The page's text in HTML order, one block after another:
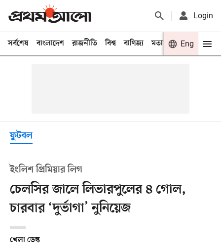
Login
সর্বশেষ বাংলাদেশ রাজনীতি বিশ্ব বাণিজ্য মতামত খেলা
Eng
ফুটবল
ইংলিশ প্রিমিয়ার লিগ
চেলসির জালে লিভারপুলের ৪ গোল,
চারবার ‘দুর্ভাগা’ নুনিয়েজ
খেলা ডেস্ক